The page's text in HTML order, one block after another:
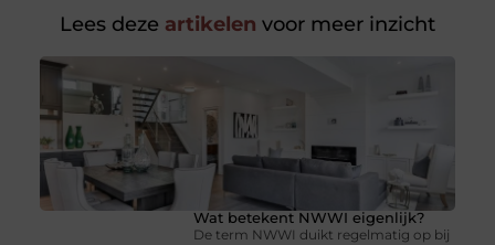
Lees deze artikelen voor meer inzicht
Wat betekent NWWI eigenlijk?
De term NWWI duikt regelmatig op bij